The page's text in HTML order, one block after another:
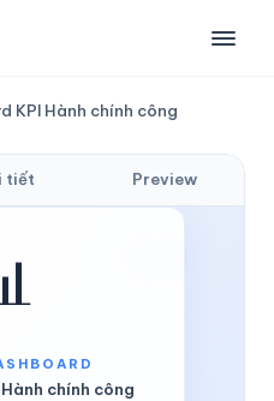
KPI Hành chính công
tiết Preview
chính công